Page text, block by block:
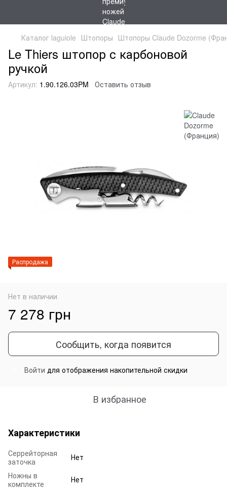
Каталог laguiole Штопоры Штопоры Claude Dozorme
Le Thiers штопор с карбоновой
ручкой
Артикул: 1.90.126.03PM Оставить отзыв
Распродажа
Нет в наличии
7 278 грн
Сообщить, когда появится
Войти для отображения накопительной скидки
В избранное
Характеристики
Серрейторная
заточка
Нет
Ножны в
комплекте
Нет